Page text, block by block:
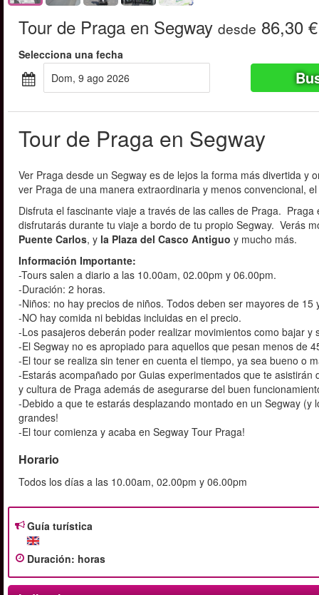
Tour de Praga en Segway desde 86,30 €
Selecciona una fecha
dom, 9 ago 2026
Tour de Praga en Segway
Ver Praga desde un Segway es de lejos la forma más divertida
ver Praga de una manera extraordinaria y menos convencional,
Disfruta el fascinante viaje a través de las calles de Praga.
disfrutarás durante tu viaje a bordo de tu propio Segway. Verás
Puente Carlos, y la Plaza del Casco Antiguo y mucho más.
Información Importante:
-Tours salen a diario a las 10.00am, 02.00pm y 06.00pm.
-Duración: 2 horas.
-Niños: no hay precios de niños. Todos deben ser mayores de
-NO hay comida ni bebidas incluidas en el precio.
-Los pasajeros deberán poder realizar movimientos como bajar y
-El Segway no es apropiado para aquellos que pesan menos de
-El tour se realiza sin tener en cuenta el tiempo, ya sea bueno o
-Estarás acompañado por Guias experimentados que te
y cultura de Praga además de asegurarse del buen
-Debido a que te estarás desplazando montado en un Segway
grandes!
-El tour comienza y acaba en Segway Tour Praga!
Horario
Todos los días a las 10.00am, 02.00pm y 06.00pm
Guía turística
Duración: horas